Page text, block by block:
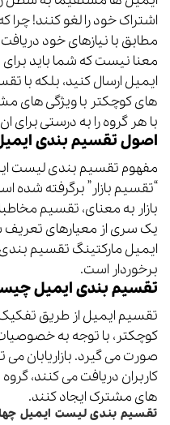
اشتراک خود را لغو کنند! چرا
مطابق با نیازهای خود
معنا نیست که شما باید
ایمیل ارسال کنید، بلکه با
های کوچکتر با ویژگی های
با هر گروه را به درستی برای
اصول تقسیم بندی
مفهوم تقسیم بندی لیست
“تقسیم بازار” برگرفته
بازار به معنای، تقسیم
یک سری از معیارهای
ایمیل مارکتینگ تقسیم
برخوردار است.
تقسیم بندی ایمیل
تقسیم ایمیل از طریق
کوچکتر، با توجه به
صورت می گیرد. بازاریابان می
کاربران دریافت می کنند،
های مشترک ایجاد کنند.
تقسیم بندی لیست ایمیل